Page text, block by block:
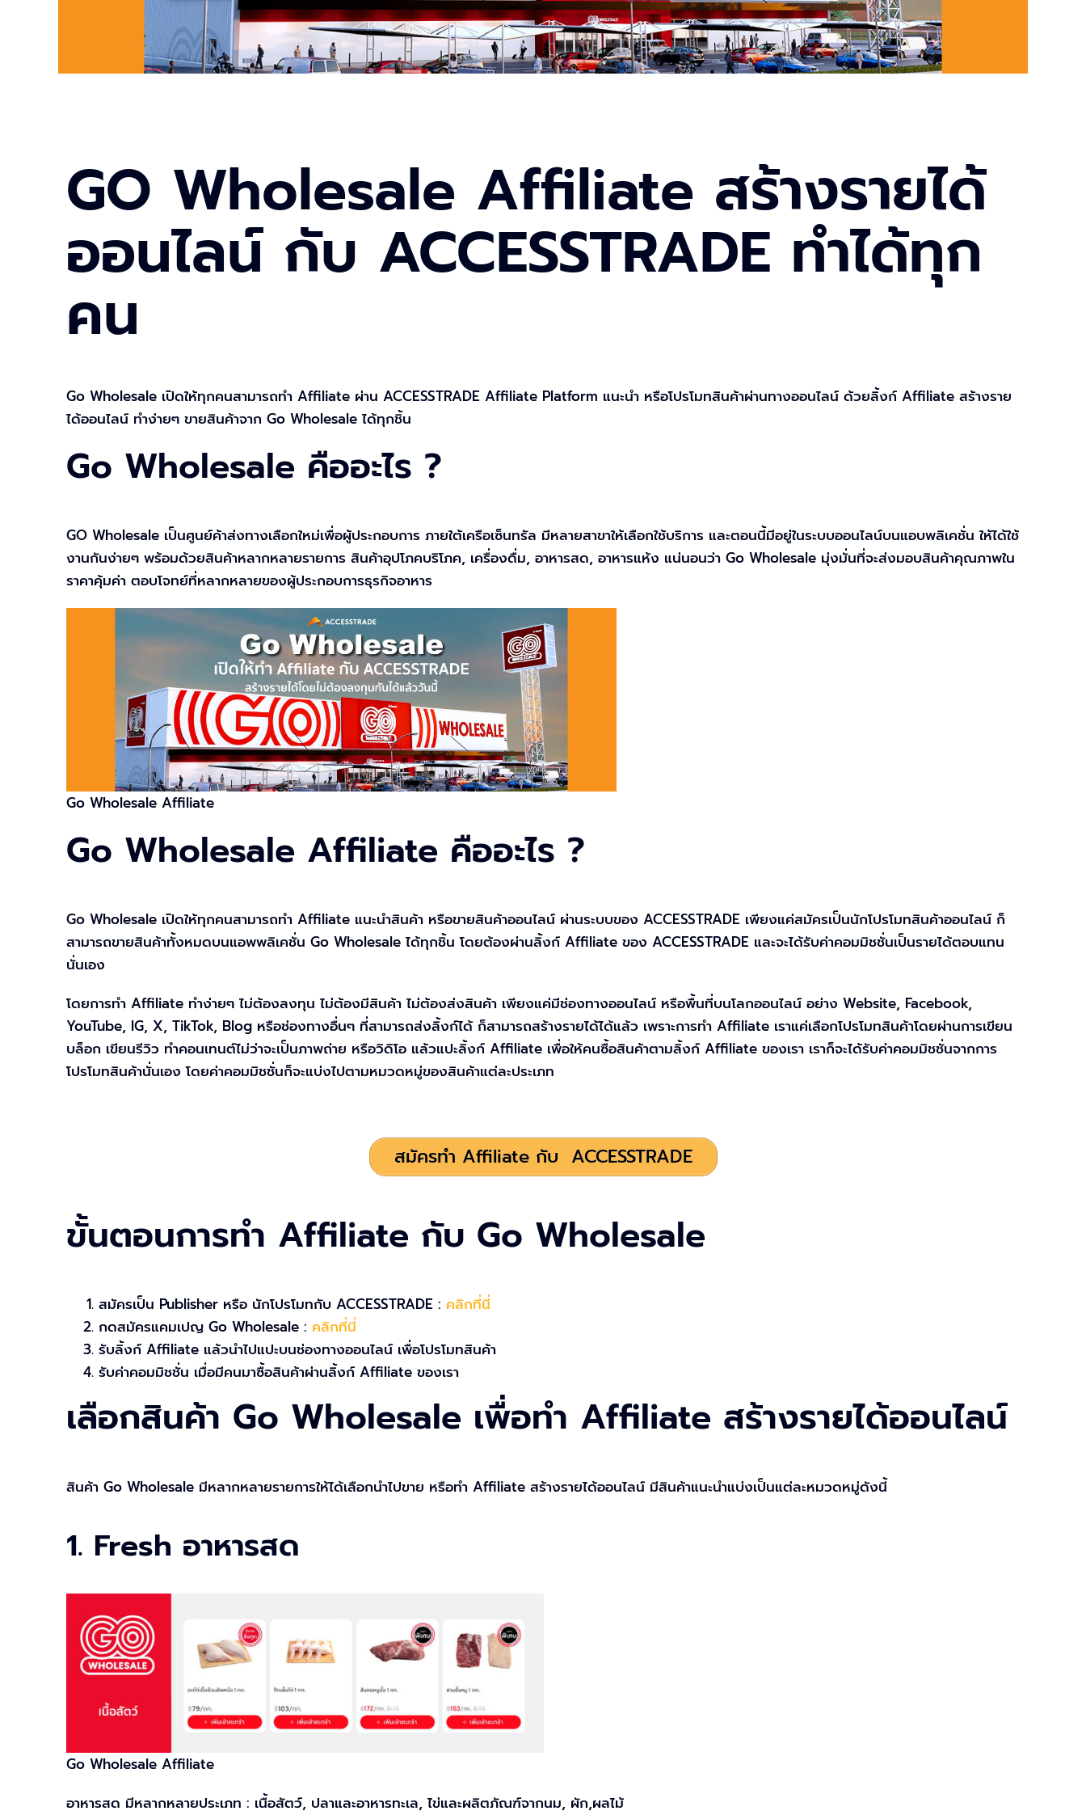
GO Wholesale Affiliate สร้างรายได้
ออนไลน์ กับ ACCESSTRADE ทำได้ทุก
คน
Go Wholesale เปิดให้ทุกคนสามารถทำ Affiliate ผ่าน ACCESSTRADE Affiliate Platform แนะนำ หรือโปรโมทสินค้าผ่านทางออนไลน์ ด้วยลิ้งก์ Affiliate สร้างราย
ได้ออนไลน์ ทำง่ายๆ ขายสินค้าจาก Go Wholesale ได้ทุกชิ้น
Go Wholesale คืออะไร ?
GO Wholesale เป็นศูนย์ค้าส่งทางเลือกใหม่เพื่อผู้ประกอบการ ภายใต้เครือเซ็นทรัล มีหลายสาขาให้เลือกใช้บริการ และตอนนี้มีอยู่ในระบบออนไลน์บนแอบพลิเคชั่น ให้ได้ใช้
งานกันง่ายๆ พร้อมด้วยสินค้าหลากหลายรายการ สินค้าอุปโภคบริโภค, เครื่องดื่ม, อาหารสด, อาหารแห้ง แน่นอนว่า Go Wholesale มุ่งมั่นที่จะส่งมอบสินค้าคุณภาพใน
ราคาคุ้มค่า ตอบโจทย์ที่หลากหลายของผู้ประกอบการธุรกิจอาหาร
Go Wholesale Affiliate
Go Wholesale Affiliate คืออะไร ?
Go Wholesale เปิดให้ทุกคนสามารถทำ Affiliate แนะนำสินค้า หรือขายสินค้าออนไลน์ ผ่านระบบของ ACCESSTRADE เพียงแค่สมัครเป็นนักโปรโมทสินค้าออนไลน์ ก็
สามารถขายสินค้าทั้งหมดบนแอพพลิเคชั่น Go Wholesale ได้ทุกชิ้น โดยต้องผ่านลิ้งก์ Affiliate ของ ACCESSTRADE และจะได้รับค่าคอมมิชชั่นเป็นรายได้ตอบแทน
นั่นเอง
โดยการทำ Affiliate ทำง่ายๆ ไม่ต้องลงทุน ไม่ต้องมีสินค้า ไม่ต้องส่งสินค้า เพียงแค่มีช่องทางออนไลน์ หรือพื้นที่บนโลกออนไลน์ อย่าง Website, Facebook,
YouTube, IG, X, TikTok, Blog หรือช่องทางอื่นๆ ที่สามารถส่งลิ้งก์ได้ ก็สามารถสร้างรายได้ได้แล้ว เพราะการทำ Affiliate เราแค่เลือกโปรโมทสินค้าโดยผ่านการเขียน
บล็อก เขียนรีวิว ทำคอนเทนต์ไม่ว่าจะเป็นภาพถ่าย หรือวิดิโอ แล้วแปะลิ้งก์ Affiliate เพื่อให้คนซื้อสินค้าตามลิ้งก์ Affiliate ของเรา เราก็จะได้รับค่าคอมมิชชั่นจากการ
โปรโมทสินค้านั่นเอง โดยค่าคอมมิชชั่นก็จะแบ่งไปตามหมวดหมู่ของสินค้าแต่ละประเภท
สมัครทำ Affiliate กับ ACCESSTRADE
ขั้นตอนการทำ Affiliate กับ Go Wholesale
สมัครเป็น Publisher หรือ นักโปรโมทกับ ACCESSTRADE : คลิกที่นี่
กดสมัครแคมเปญ Go Wholesale : คลิกที่นี่
รับลิ้งก์ Affiliate แล้วนำไปแปะบนช่องทางออนไลน์ เพื่อโปรโมทสินค้า
รับค่าคอมมิชชั่น เมื่อมีคนมาซื้อสินค้าผ่านลิ้งก์ Affiliate ของเรา
เลือกสินค้า Go Wholesale เพื่อทำ Affiliate สร้างรายได้ออนไลน์
สินค้า Go Wholesale มีหลากหลายรายการให้ได้เลือกนำไปขาย หรือทำ Affiliate สร้างรายได้ออนไลน์ มีสินค้าแนะนำแบ่งเป็นแต่ละหมวดหมู่ดังนี้
1. Fresh อาหารสด
Go Wholesale Affiliate
อาหารสด มีหลากหลายประเภท : เนื้อสัตว์, ปลาและอาหารทะเล, ไข่และผลิตภัณฑ์จากนม, ผัก,ผลไม้